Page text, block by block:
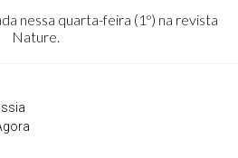
nessa quarta-feira (1º) na revista
Nature.